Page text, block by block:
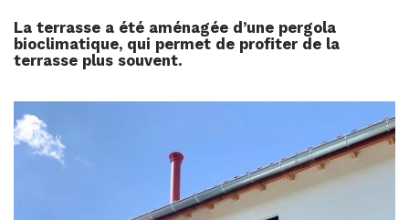
La terrasse a été aménagée d’une pergola
bioclimatique, qui permet de profiter de la
terrasse plus souvent.